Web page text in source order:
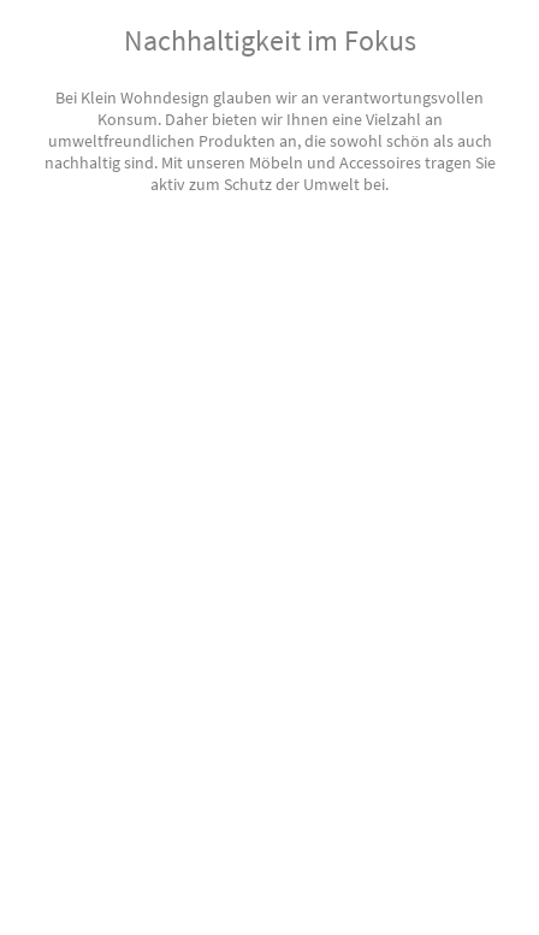
Nachhaltigkeit im Fokus
Bei Klein Wohndesign glauben wir an verantwortungsvollen
Konsum. Daher bieten wir Ihnen eine Vielzahl an
umweltfreundlichen Produkten an, die sowohl schön als auch
nachhaltig sind. Mit unseren Möbeln und Accessoires tragen Sie
aktiv zum Schutz der Umwelt bei.